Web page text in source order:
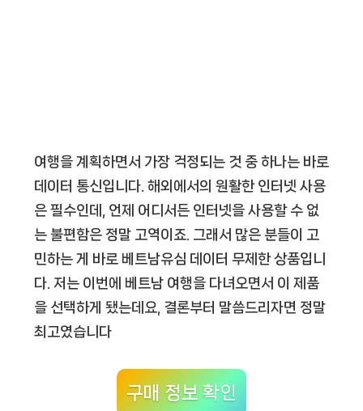
여행을 계획하면서 가장 걱정되는 것 중 하나는 바로
데이터 통신입니다. 해외에서의 원활한 인터넷 사용
은 필수인데, 언제 어디서든 인터넷을 사용할 수 없
는 불편함은 정말 고역이죠. 그래서 많은 분들이 고
민하는 게 바로 베트남유심 데이터 무제한상품입니
다. 저는 이번에 베트남 여행을 다녀오면서 이 제품
을 선택하게 됐는데요, 결론부터 말씀드리자면 정말
최고였습니다
구매 정보 확인